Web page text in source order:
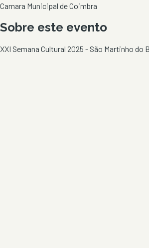
Camara Municipal de Coimbra
Sobre este evento
XXI Semana Cultural 2025 - São Martinho do